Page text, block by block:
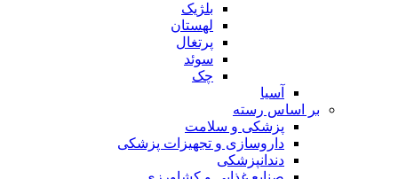
بلژیک
لهستان
پرتغال
سوئد
چک
آسیا
بر اساس رسته
پزشکی و سلامت
داروسازی و تجهیزات پزشکی
دندانپزشکی